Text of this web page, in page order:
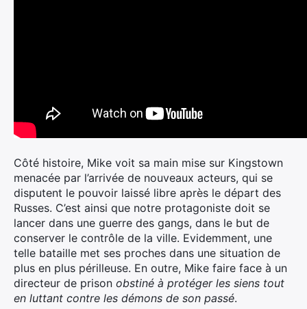
Côté histoire, Mike voit sa main mise sur Kingstown
menacée par l’arrivée de nouveaux acteurs, qui se
disputent le pouvoir laissé libre après le départ des
Russes. C’est ainsi que notre protagoniste doit se
lancer dans une guerre des gangs, dans le but de
conserver le contrôle de la ville. Evidemment, une
telle bataille met ses proches dans une situation de
plus en plus périlleuse. En outre, Mike faire face à un
directeur de prison obstiné à protéger les siens tout
en luttant contre les démons de son passé.